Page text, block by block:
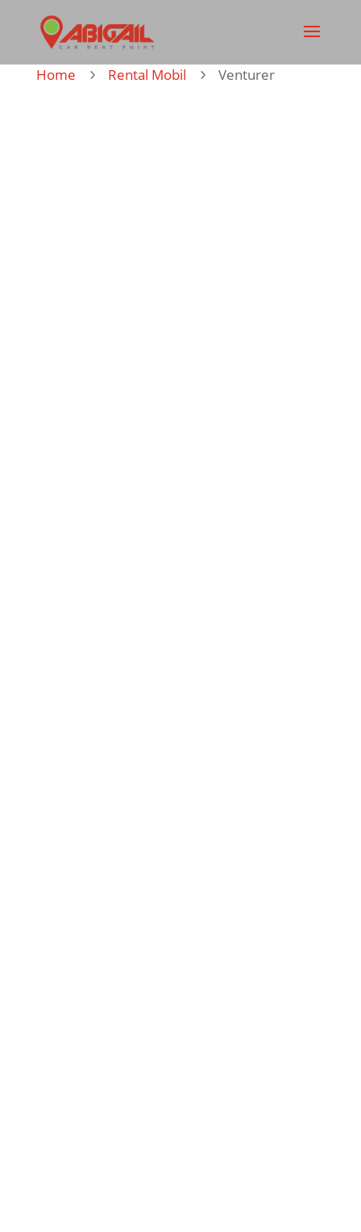
Home 5 Rental Mobil 5 Venturer